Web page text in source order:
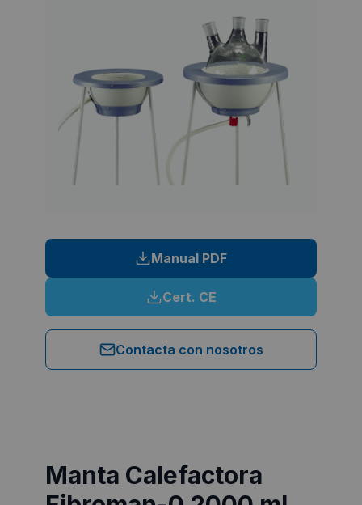
Manual PDF
Cert. CE
Contacta con nosotros
Manta Calefactora